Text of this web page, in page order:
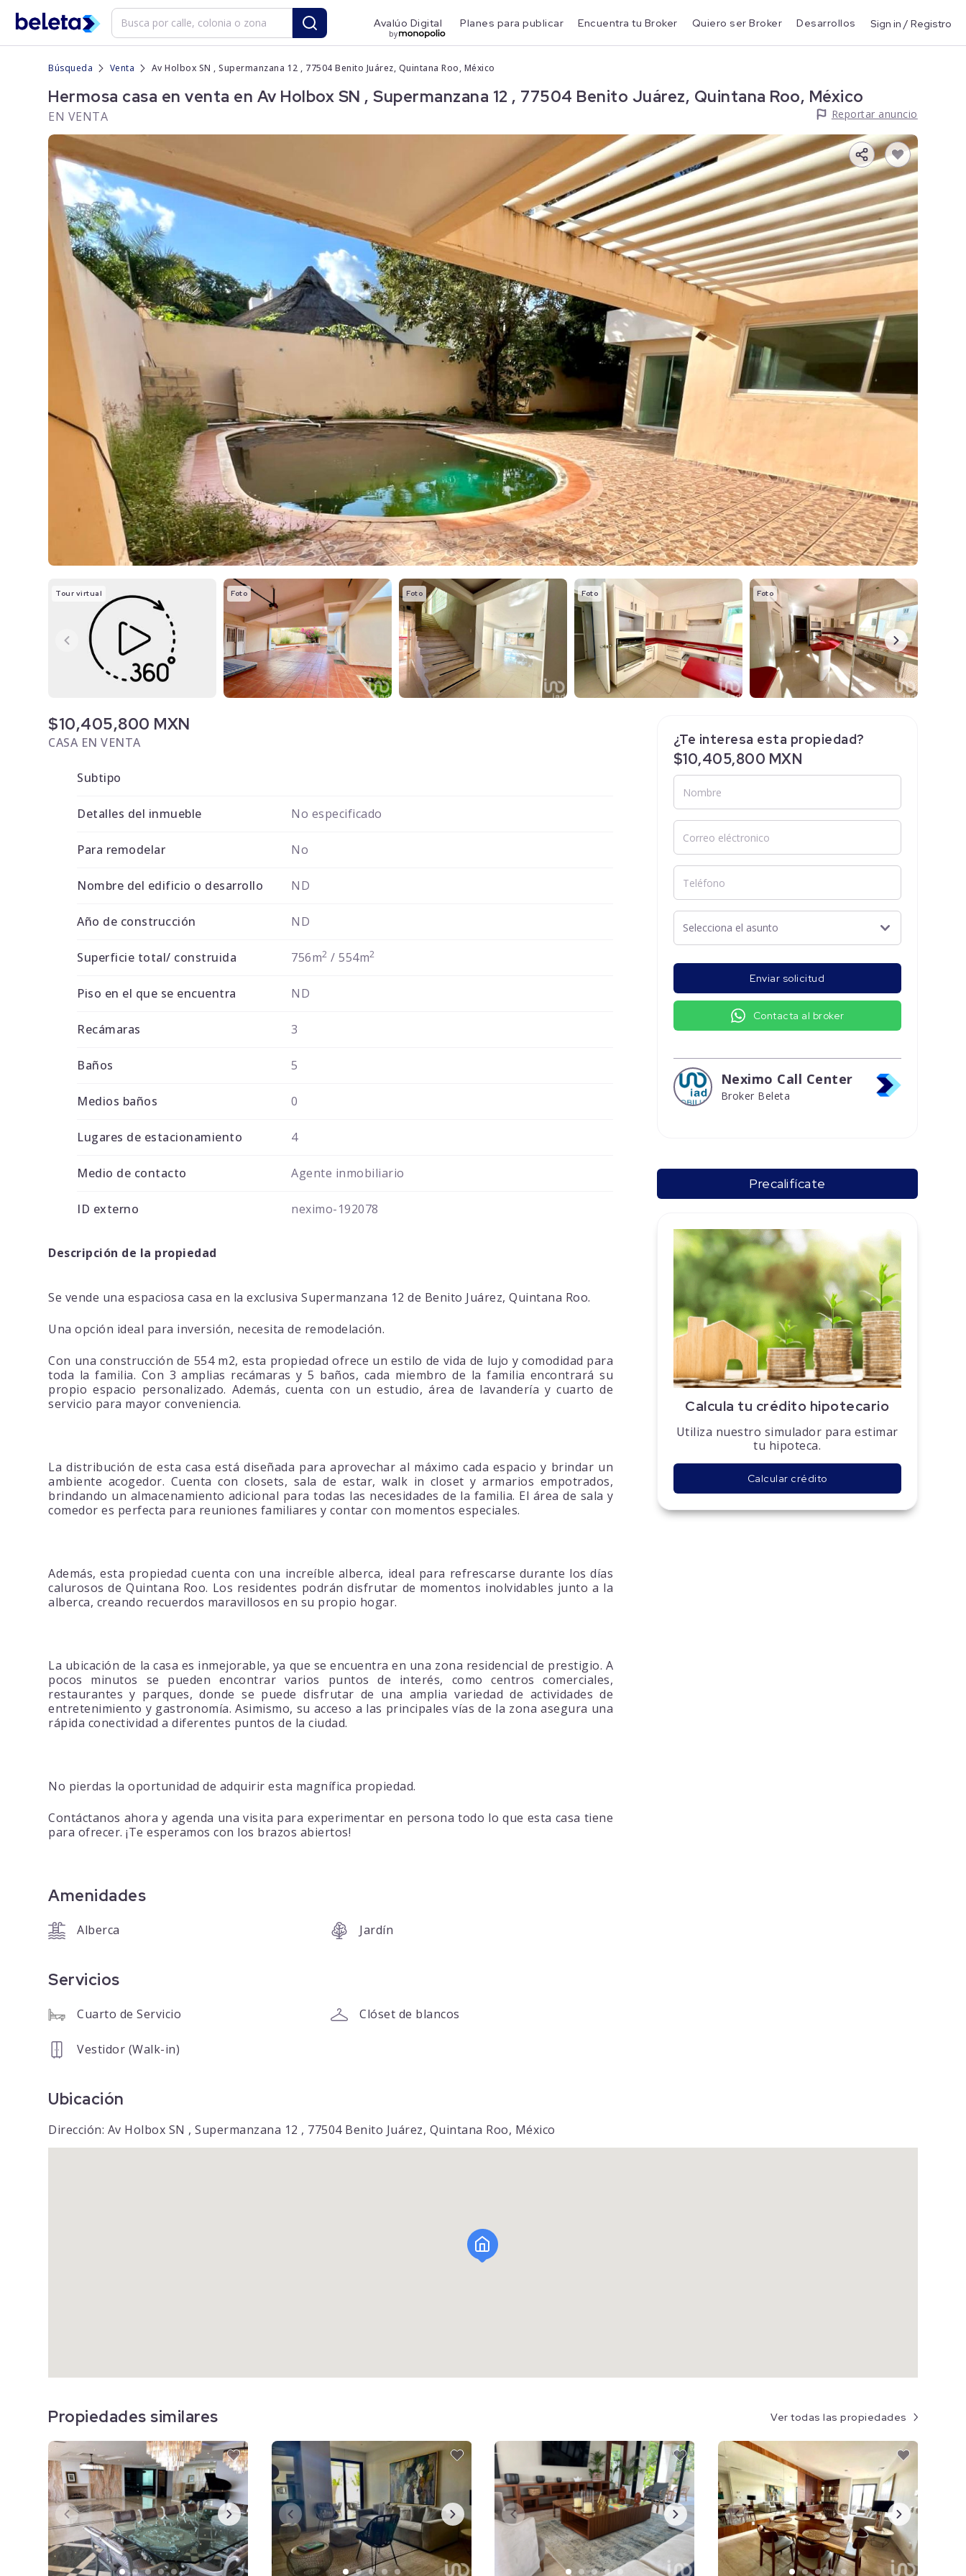
Avalúo Digital
by
Planes para publicar Encuentra tu Broker Quiero ser Broker Desarrollos Sign in / Registro
Búsqueda Venta Av Holbox SN , Supermanzana 12 , 77504 Benito Juárez, Quintana Roo, México
Hermosa casa en venta en Av Holbox SN , Supermanzana 12 , 77504 Benito Juárez, Quintana Roo, México
EN VENTA Reportar anuncio
Tour virtual Foto Foto Foto Foto
$10,405,800 MXN
CASA EN VENTA
Subtipo
Detalles del inmueble No especificado
Para remodelar No
Nombre del edificio o desarrollo ND
Año de construcción ND
Superficie total/ construida 756m2 / 554m2
Piso en el que se encuentra ND
Recámaras 3
Baños 5
Medios baños 0
Lugares de estacionamiento 4
Medio de contacto Agente inmobiliario
ID externo neximo-192078
Descripción de la propiedad
Se vende una espaciosa casa en la exclusiva Supermanzana 12 de Benito Juárez, Quintana Roo.
Una opción ideal para inversión, necesita de remodelación.
Con una construcción de 554 m2, esta propiedad ofrece un estilo de vida de lujo y comodidad para
toda la familia. Con 3 amplias recámaras y 5 baños, cada miembro de la familia encontrará su
propio espacio personalizado. Además, cuenta con un estudio, área de lavandería y cuarto de
servicio para mayor conveniencia.
La distribución de esta casa está diseñada para aprovechar al máximo cada espacio y brindar un
ambiente acogedor. Cuenta con closets, sala de estar, walk in closet y armarios empotrados,
brindando un almacenamiento adicional para todas las necesidades de la familia. El área de sala y
comedor es perfecta para reuniones familiares y contar con momentos especiales.
Además, esta propiedad cuenta con una increíble alberca, ideal para refrescarse durante los días
calurosos de Quintana Roo. Los residentes podrán disfrutar de momentos inolvidables junto a la
alberca, creando recuerdos maravillosos en su propio hogar.
La ubicación de la casa es inmejorable, ya que se encuentra en una zona residencial de prestigio. A
pocos minutos se pueden encontrar varios puntos de interés, como centros comerciales,
restaurantes y parques, donde se puede disfrutar de una amplia variedad de actividades de
entretenimiento y gastronomía. Asimismo, su acceso a las principales vías de la zona asegura una
rápida conectividad a diferentes puntos de la ciudad.
No pierdas la oportunidad de adquirir esta magnífica propiedad.
Contáctanos ahora y agenda una visita para experimentar en persona todo lo que esta casa tiene
para ofrecer. ¡Te esperamos con los brazos abiertos!
¿Te interesa esta propiedad?
$10,405,800 MXN
Enviar solicitud
Contacta al broker
Neximo Call Center
Broker Beleta
Precalifícate
Calcula tu crédito hipotecario
Utiliza nuestro simulador para estimar
tu hipoteca.
Calcular crédito
Amenidades
Alberca Jardín
Servicios
Cuarto de Servicio Clóset de blancos
Vestidor (Walk-in)
Ubicación
Dirección: Av Holbox SN , Supermanzana 12 , 77504 Benito Juárez, Quintana Roo, México
Propiedades similares Ver todas las propiedades